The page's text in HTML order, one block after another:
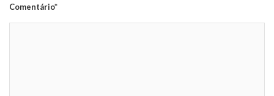
Comentário*